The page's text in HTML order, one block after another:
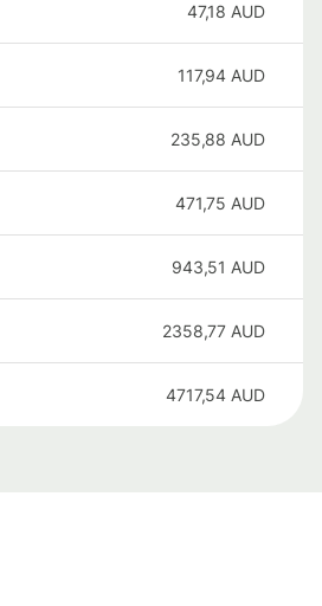
47,18 AUD
117,94 AUD
235,88 AUD
471,75 AUD
943,51 AUD
2358,77 AUD
4717,54 AUD